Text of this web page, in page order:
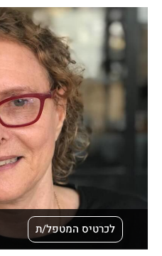
לכרטיס המטפל/ת